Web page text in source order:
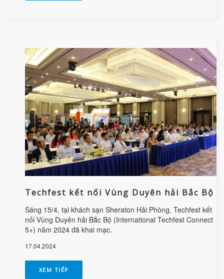
Techfest kết nối Vùng Duyên hải Bắc Bộ
Sáng 15/4, tại khách sạn Sheraton Hải Phòng, Techfest kết
nối Vùng Duyên hải Bắc Bộ (International Techfest Connect
5+) năm 2024 đã khai mạc.
17.04.2024
XEM TIẾP